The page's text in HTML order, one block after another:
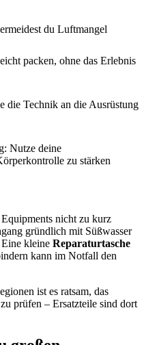
du Luftmangel
packen, ohne das Erlebnis
die Technik an die Ausrüstung
Nutze deine
zu stärken
nicht zu kurz
gründlich mit Süßwasser
Eine kleine Reparaturtasche
kann im Notfall den
ist es ratsam, das
prüfen – Ersatzteile sind dort